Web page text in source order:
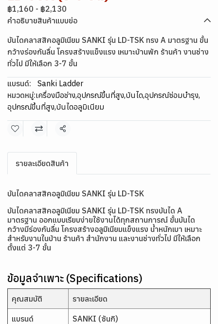
฿1,160 - ฿2,130
คำอธิบายสินค้าแบบย่อ
บันไดคลาสสิคอลูมิเนียม SANKI รุ่น LD-TSK ทรง A มาตรฐาน ขั้น
กว้างร่องกันลื่น โครงสร้างแข็งแรง เหมาะบ้านพัก ร้านค้า งานช่าง
ทั่วไป มีให้เลือก 3-7 ขั้น
แบรนด์:
Sanki Ladder
หมวดหมู่:เครื่องมือช่าง,อุปกรณ์ขึ้นที่สูง,บันได,อุปกรณ์ซ่อมบำรุง,
อุปกรณ์ขึ้นที่สูง,บันไดอลูมิเนียม
แชร์
รายละเอียดสินค้า
บันไดคลาสสิคอลูมิเนียม SANKI รุ่น LD-TSK
บันไดคลาสสิคอลูมิเนียม SANKI รุ่น LD-TSK ทรงบันได A
มาตรฐาน ออกแบบเรียบง่ายใช้งานได้ทุกสถานการณ์ ขั้นบันได
กว้างมีร่องกันลื่น โครงสร้างอลูมิเนียมแข็งแรง น้ำหนักเบา เหมาะ
สำหรับงานในบ้าน ร้านค้า สำนักงาน และงานช่างทั่วไป มีให้เลือก
ตั้งแต่ 3-7 ขั้น
ข้อมูลจำเพาะ (Specifications)
คุณสมบัติ รายละเอียด
แบรนด์ SANKI (ซันกิ)